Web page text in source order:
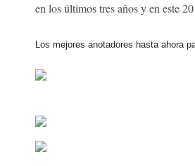
en los últimos tres años y en este
Los mejores anotadores hasta ahora